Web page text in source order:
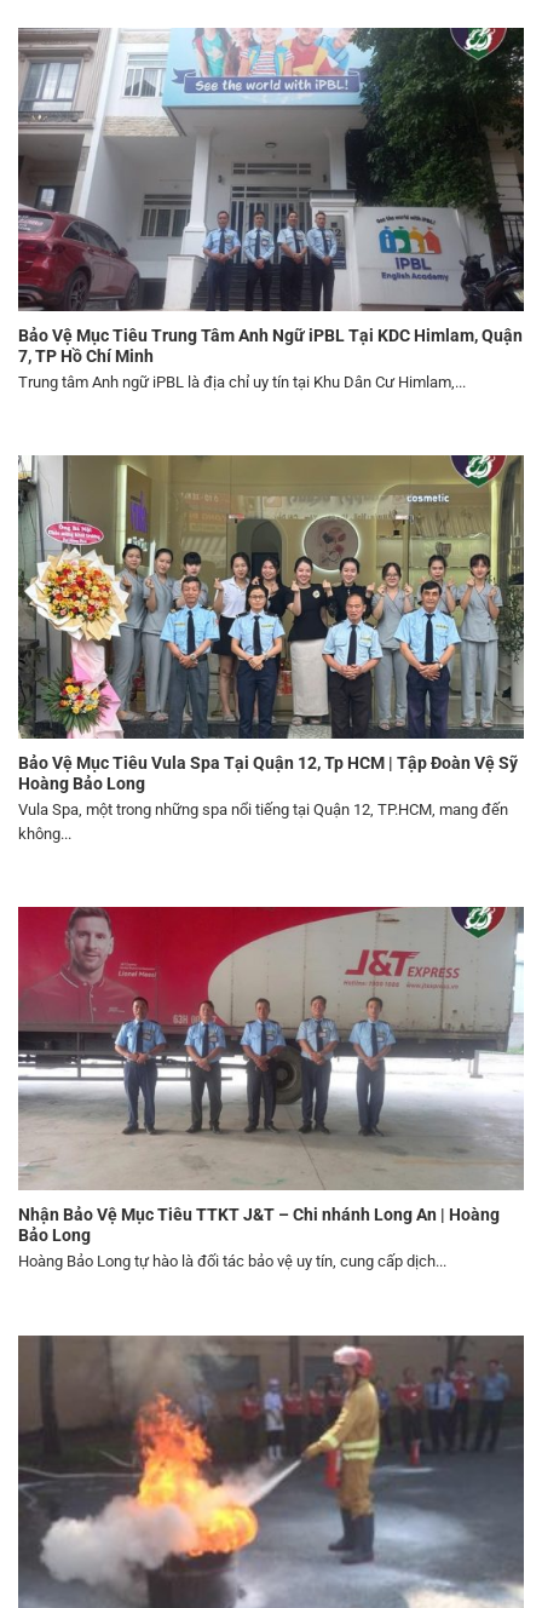
Bảo Vệ Mục Tiêu Trung Tâm Anh Ngữ iPBL Tại KDC Himlam, Quận
7, TP Hồ Chí Minh
Trung tâm Anh ngữ iPBL là địa chỉ uy tín tại Khu Dân Cư Himlam,...
Bảo Vệ Mục Tiêu Vula Spa Tại Quận 12, Tp HCM | Tập Đoàn Vệ Sỹ
Hoàng Bảo Long
Vula Spa, một trong những spa nổi tiếng tại Quận 12, TP.HCM, mang đến
không...
Nhận Bảo Vệ Mục Tiêu TTKT J&T – Chi nhánh Long An | Hoàng
Bảo Long
Hoàng Bảo Long tự hào là đối tác bảo vệ uy tín, cung cấp dịch...